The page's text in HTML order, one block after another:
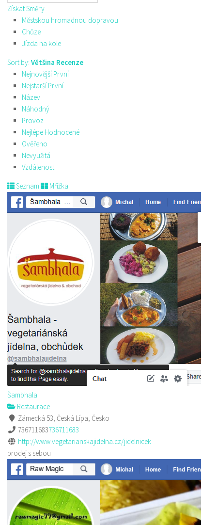
Získat Směry
Městskou hromadnou dopravou
Chůze
Jízda na kole
Sort by: Většina Recenze
Nejnovější První
Nejstarší První
Název
Náhodný
Provoz
Nejlépe Hodnocené
Ověřeno
Nevyužitá
Vzdálenost
Seznam Mřížka
Šambhala
Restaurace
Zámecká 53, Česká Lípa, Česko
736711683736711683
http://www.vegetarianskajidelna.cz/jidelnicek
prodej s sebou